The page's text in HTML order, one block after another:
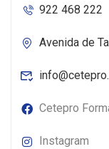
922 468 222
Avenida de
Cetepro
Instagram